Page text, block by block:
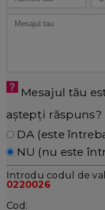
Mesajul tău
aștepți răspuns?
DA (este
NU (nu este
Introdu codul de
0220026
Cod: